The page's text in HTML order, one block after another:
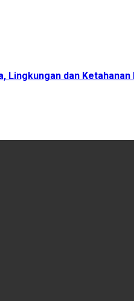
Lingkungan dan Ketahanan